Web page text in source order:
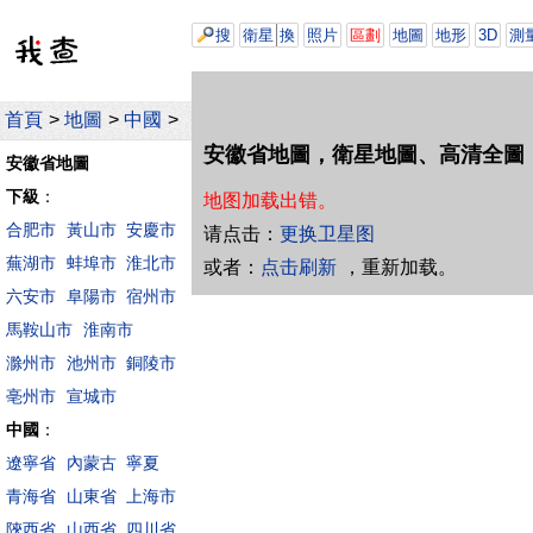
首頁 > 地圖 > 中國 >
安徽省地圖
下級 ：
合肥市 黃山市 安慶市
蕪湖市 蚌埠市 淮北市
六安市 阜陽市 宿州市
馬鞍山市 淮南市
滁州市 池州市 銅陵市
亳州市 宣城市
中國 ：
遼寧省
內蒙古 寧夏
青海省
山東省 上海市
搜 衛星 換 照片 區劃 地圖 地形 3D 測
安徽省地圖，衛星地圖、高清全圖
地图加载出错。
请点击： 更换卫星图
或者： 点击刷新 ，重新加载。